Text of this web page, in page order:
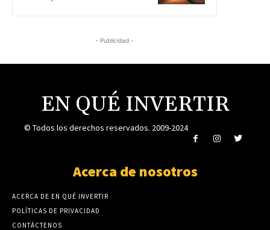
- Publicidad -
EN QUÉ INVERTIR
© Todos los derechos reservados. 2009-2024
Acerca de nosotros
ACERCA DE EN QUÉ INVERTIR
POLÍTICAS DE PRIVACIDAD
CONTÁCTENOS